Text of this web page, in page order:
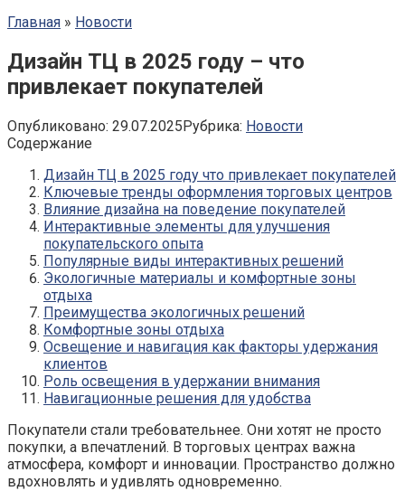
Главная » Новости
Дизайн ТЦ в 2025 году – что
привлекает покупателей
Опубликовано: 29.07.2025Рубрика: Новости
Содержание
Дизайн ТЦ в 2025 году что привлекает покупателей
Ключевые тренды оформления торговых центров
Влияние дизайна на поведение покупателей
Интерактивные элементы для улучшения
покупательского опыта
Популярные виды интерактивных решений
Экологичные материалы и комфортные зоны
отдыха
Преимущества экологичных решений
Комфортные зоны отдыха
Освещение и навигация как факторы удержания
клиентов
Роль освещения в удержании внимания
Навигационные решения для удобства
Покупатели стали требовательнее. Они хотят не просто
покупки, а впечатлений. В торговых центрах важна
атмосфера, комфорт и инновации. Пространство должно
вдохновлять и удивлять одновременно.